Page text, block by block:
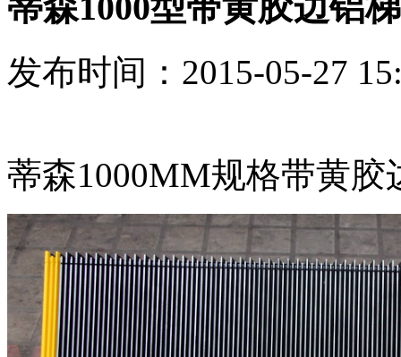
发布时间：2015-05-27
蒂森1000MM规格带黄胶